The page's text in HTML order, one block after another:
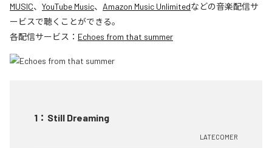
MUSIC、 YouTube Music、 Amazon Music Unlimitedなどの音楽配信サ
ービスで聴くことができる。
各配信サービス： Echoes from that summer
1 ： Still Dreaming
LATECOMER